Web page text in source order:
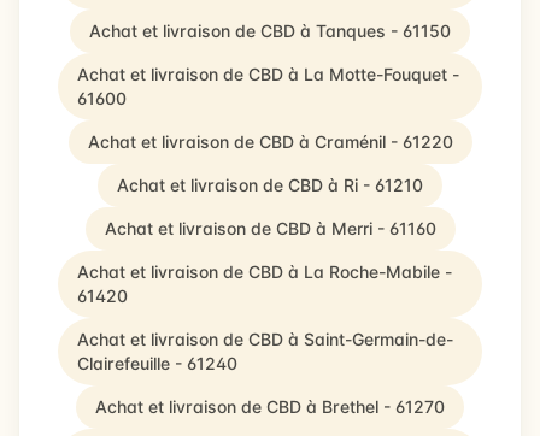
Achat et livraison de CBD à Tanques - 61150
Achat et livraison de CBD à La Motte-Fouquet -
61600
Achat et livraison de CBD à Craménil - 61220
Achat et livraison de CBD à Ri - 61210
Achat et livraison de CBD à Merri - 61160
Achat et livraison de CBD à La Roche-Mabile -
61420
Achat et livraison de CBD à Saint-Germain-de-
Clairefeuille - 61240
Achat et livraison de CBD à Brethel - 61270